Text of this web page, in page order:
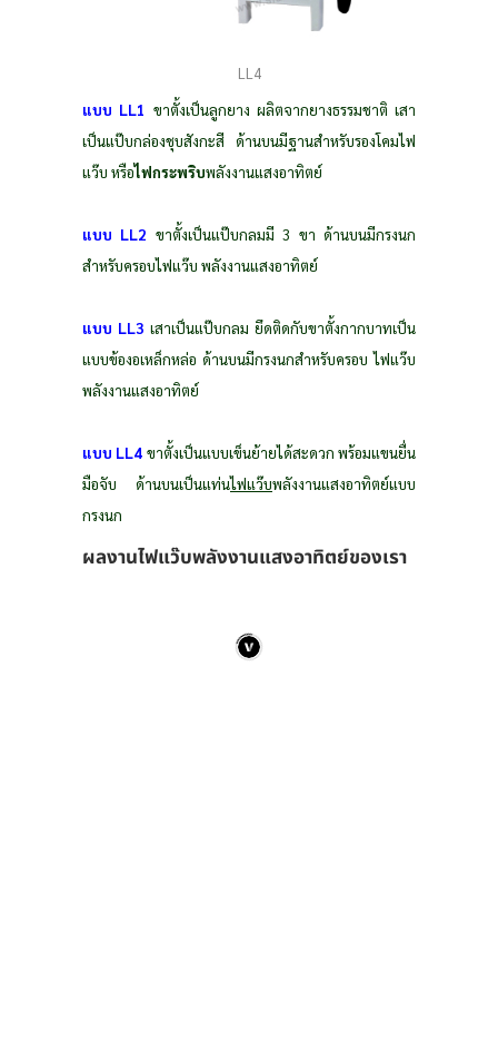
LL4
แบบ LL1 ขาตั้งเป็นลูกยาง ผลิตจากยางธรรมชาติ เสา
เป็นแป๊บกล่องชุบสังกะสี ด้านบนมีฐานสำหรับรองโคมไฟ
แว๊บ หรือไฟกระพริบพลังงานแสงอาทิตย์
แบบ LL2 ขาตั้งเป็นแป๊บกลมมี 3 ขา ด้านบนมีกรงนก
สำหรับครอบไฟแว๊บ พลังงานแสงอาทิตย์
แบบ LL3 เสาเป็นแป๊บกลม ยึดติดกับขาตั้งกากบาทเป็น
แบบข้องอเหล็กหล่อ ด้านบนมีกรงนกสำหรับครอบ ไฟแว๊บ
พลังงานแสงอาทิตย์
แบบ LL4 ขาตั้งเป็นแบบเข็นย้ายได้สะดวก พร้อมแขนยื่น
มือจับ ด้านบนเป็นแท่นไฟแว๊บพลังงานแสงอาทิตย์แบบ
กรงนก
ผลงานไฟแว๊บพลังงานแสงอาทิตย์ของเรา